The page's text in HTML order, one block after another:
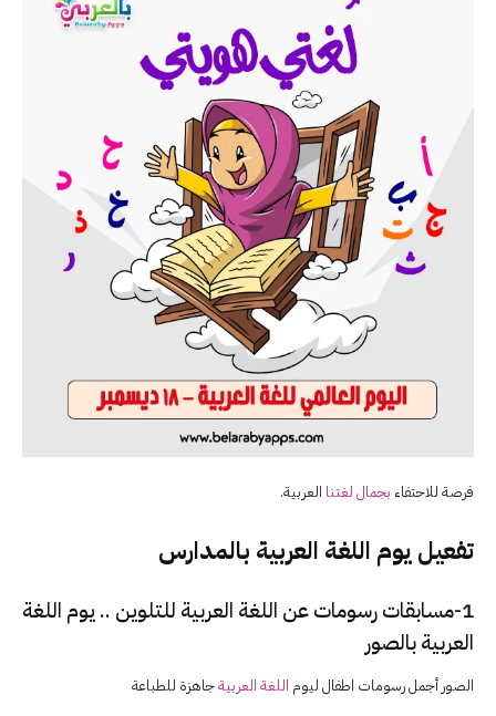
فرصة للاحتفاء بجمال لغتنا العربية.
تفعيل يوم اللغة العربية بالمدارس
1-مسابقات رسومات عن اللغة العربية للتلوين .. يوم اللغة
العربية بالصور
الصور أجمل رسومات اطفال ليوم اللغة العربيةجاهزة للطباعة